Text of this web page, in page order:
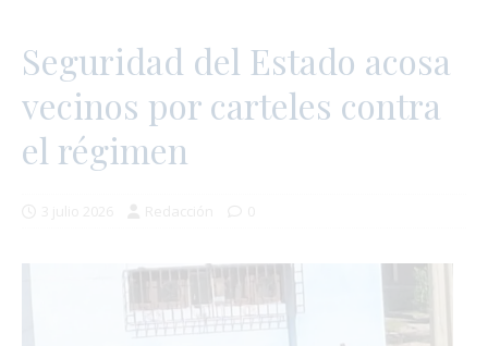
Seguridad del Estado acosa
vecinos por carteles contra
el régimen